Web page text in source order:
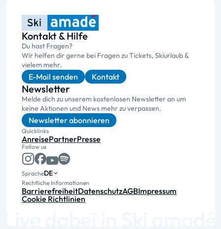
Kontakt & Hilfe
Du hast Fragen?
Wir helfen dir gerne bei Fragen zu Tickets, Skiurlaub &
vielem mehr.
E-Mail senden Kontakt
Newsletter
Melde dich zu unserem kostenlosen Newsletter an um
keine Aktionen und News mehr zu verpassen.
Newsletter abonnieren
Quicklinks
AnreisePartnerPresse
Follow us
SpracheDE
Rechtliche Informationen
BarrierefreiheitDatenschutzAGBImpressum
Cookie Richtlinien